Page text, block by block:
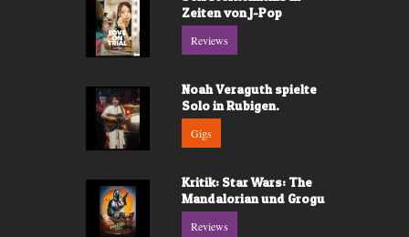
Zeiten von J-Pop
Reviews
Noah Veraguth spielte
Solo in Rubigen.
Gigs
Kritik: Star Wars: The
Mandalorian und Grogu
Reviews